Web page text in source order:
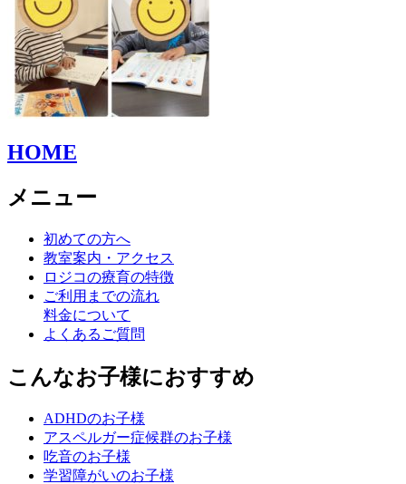
HOME
メニュー
初めての方へ
教室案内・アクセス
ロジコの療育の特徴
ご利用までの流れ
料金について
よくあるご質問
こんなお子様におすすめ
ADHDのお子様
アスペルガー症候群のお子様
吃音のお子様
学習障がいのお子様